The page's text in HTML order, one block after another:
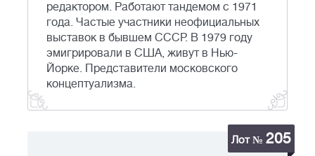
редактором. Работают тандемом с 1971
года. Частые участники неофициальных
выставок в бывшем СССР. В 1979 году
эмигрировали в США, живут в Нью-
Йорке. Представители московского
концептуализма.
Лот № 205